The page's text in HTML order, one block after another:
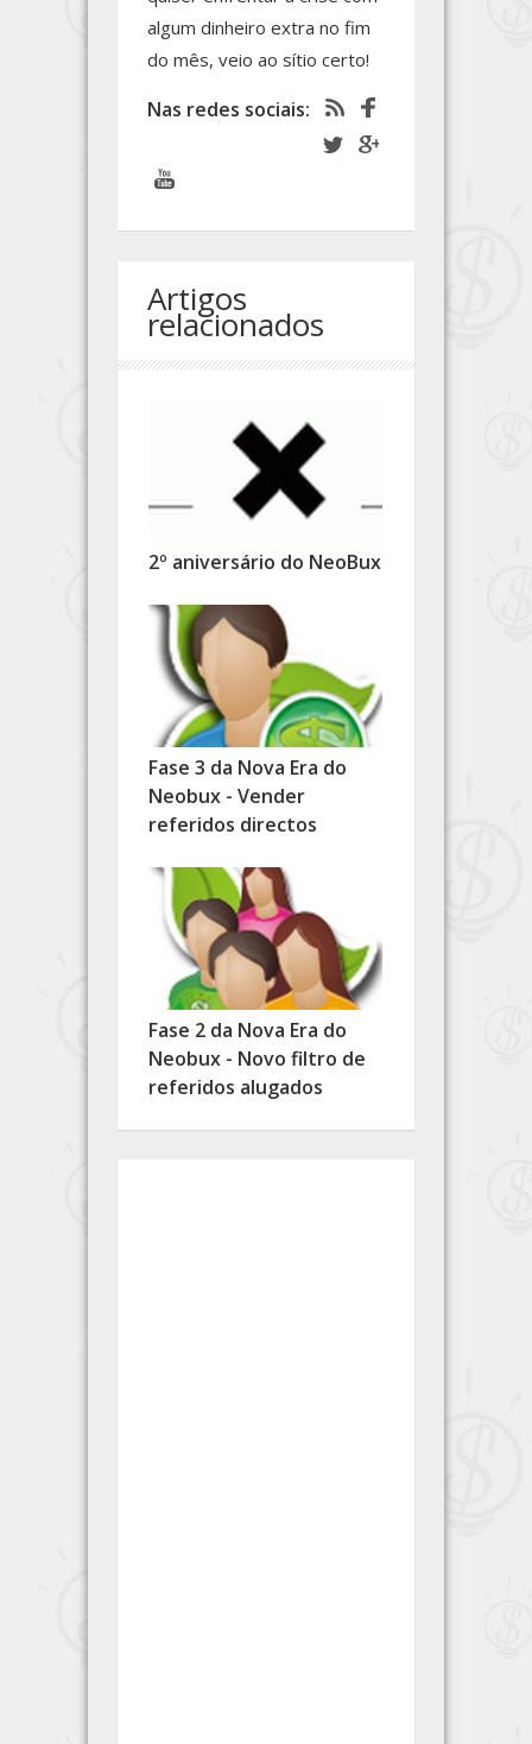
algum dinheiro extra no fim
do mês, veio ao sítio certo!
Nas redes sociais:
Artigos
relacionados
2º aniversário do NeoBux
Fase 3 da Nova Era do
Neobux - Vender
referidos directos
Fase 2 da Nova Era do
Neobux - Novo filtro de
referidos alugados